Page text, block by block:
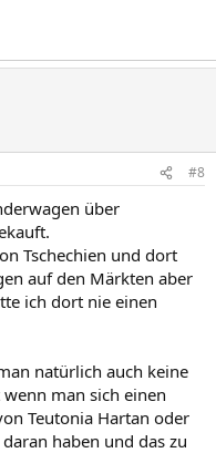
#8
über
Tschechien und dort
auf den Märkten aber
ich dort nie einen
natürlich auch keine
man sich einen
Teutonia Hartan oder
haben und das zu